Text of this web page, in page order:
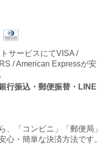
サービスにてVISA /
/ American Expressが安
行振込・郵便振替・LINE
、「コンビニ」「郵便局」
心・簡単な決済方法です。